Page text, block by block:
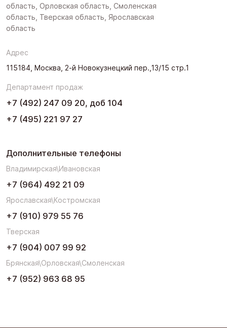
область, Орловская область, Смоленская
область, Тверская область, Ярославская
область
Адрес
115184, Москва, 2-й Новокузнецкий пер.,13/15 стр.1
Департамент продаж
+7 (492) 247 09 20, доб 104
+7 (495) 221 97 27
Дополнительные телефоны
Владимирская\Ивановская
+7 (964) 492 21 09
Ярославская\Костромская
+7 (910) 979 55 76
Тверская
+7 (904) 007 99 92
Брянская\Орловская\Смоленская
+7 (952) 963 68 95